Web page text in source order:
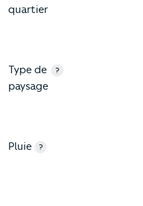
quartier
Type de
paysage
?
Pluie ?